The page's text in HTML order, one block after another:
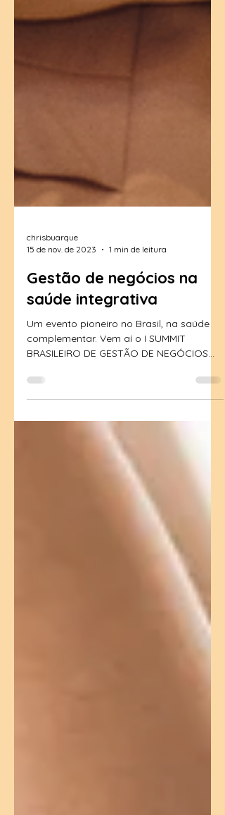
15 de nov. de 2023
1 min de leitura
Gestão de negócios na
saúde integrativa
Um evento pioneiro no Brasil, na saúde
BRASILEIRO DE GESTÃO DE NEGÓCIOS
NA SAÚDE INTEGRATIVA. Encerre o...